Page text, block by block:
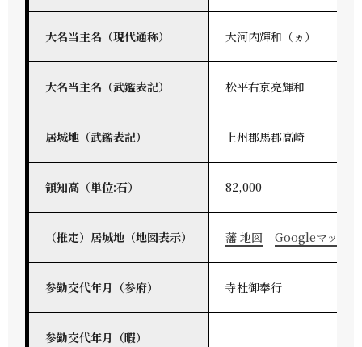
大名当主名（現代通称） 大河内輝和（ヵ）
大名当主名（武鑑表記） 松平右京亮輝和
居城地（武鑑表記） 上州郡馬郡高崎
領知高（単位:石） 82,000
（推定）居城地（地図表示） 藩 地図 Googleマップ
参勤交代年月（参府） 寺社御奉行
参勤交代年月（暇）